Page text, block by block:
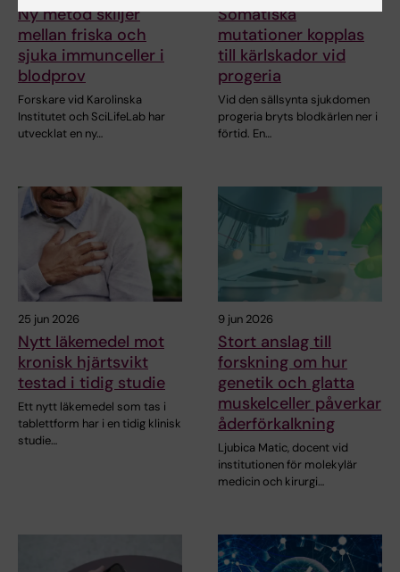
Ny metod skiljer
mellan friska och
sjuka immunceller i
blodprov
Forskare vid Karolinska
Institutet och SciLifeLab har
utvecklat en ny…
Somatiska
mutationer kopplas
till kärlskador vid
progeria
Vid den sällsynta sjukdomen
progeria bryts blodkärlen ner i
förtid. En…
25 jun 2026
Nytt läkemedel mot
kronisk hjärtsvikt
testad i tidig studie
Ett nytt läkemedel som tas i
tablettform har i en tidig klinisk
studie…
9 jun 2026
Stort anslag till
forskning om hur
genetik och glatta
muskelceller påverkar
åderförkalkning
Ljubica Matic, docent vid
institutionen för molekylär
medicin och kirurgi…